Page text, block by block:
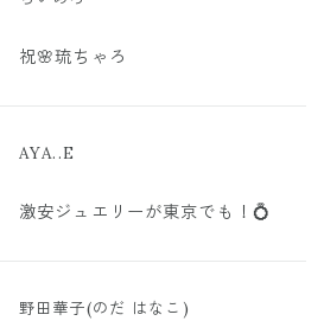
祝🌸琉ちゃろ
AYA..E
激安ジュエリーが東京でも！💍
野田華子(のだ はなこ)